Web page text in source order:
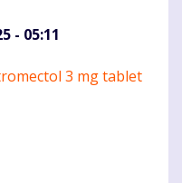
- 05:11
3 mg tablet